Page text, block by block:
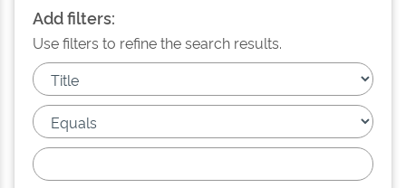
Add filters:
Use filters to refine the search results.